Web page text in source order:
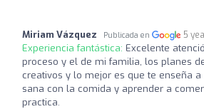
Miriam Vázquez Publicada en 5
Experiencia fantástica: Excelente
proceso y el de mi familia, los planes
creativos y lo mejor es que te enseña
sana con la comida y aprender a
practica.